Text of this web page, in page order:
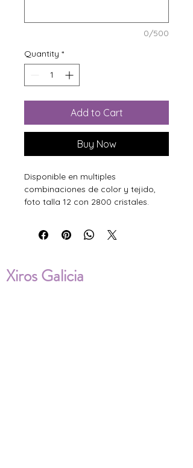
0/500
Quantity *
Add to Cart
Buy Now
Disponible en multiples
combinaciones de color y tejido,
foto talla 12 con 2800 cristales.
Xiros Galicia